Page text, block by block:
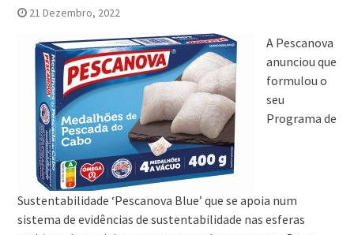
21 Dezembro, 2022
A Pescanova
anunciou que
formulou o
seu
Programa de
Sustentabilidade ‘Pescanova Blue’ que se apoia num
sistema de evidências de sustentabilidade nas esferas